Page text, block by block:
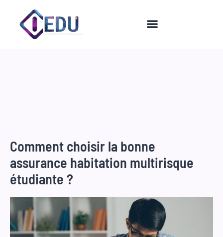
contenu
Comment choisir la bonne
assurance habitation multirisque
étudiante ?